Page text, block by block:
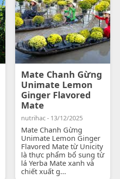
Mate Chanh Gừng
Unimate Lemon
Ginger Flavored
Mate
nutrihac - 13/12/2025
Mate Chanh Gừng
Unimate Lemon Ginger
Flavored Mate từ Unicity
là thực phẩm bổ sung từ
lá Yerba Mate xanh và
chiết xuất g...